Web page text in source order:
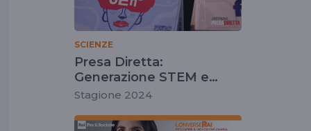
SCIENZE
Presa Diretta:
Generazione STEM e
parità di genere
Stagione 2024